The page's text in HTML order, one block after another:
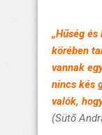
„Hűség
körében
vannak
nincs kés
valók,
(Sütő